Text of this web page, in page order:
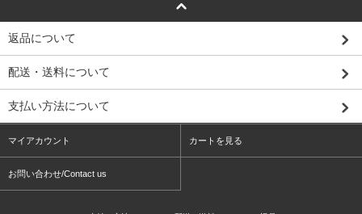
返品について
配送・送料について
支払い方法について
マイアカウント カートを見る
お問い合わせ/Contact us